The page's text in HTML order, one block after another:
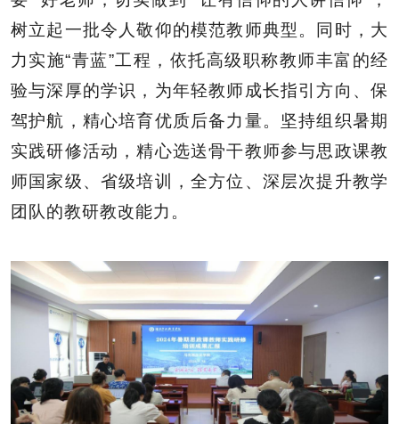
树立起一批令人敬仰的模范教师典型。同时，大
力实施“青蓝”工程，依托高级职称教师丰富的经
验与深厚的学识，为年轻教师成长指引方向、保
驾护航，精心培育优质后备力量。坚持组织暑期
实践研修活动，精心选送骨干教师参与思政课教
师国家级、省级培训，全方位、深层次提升教学
团队的教研教改能力。